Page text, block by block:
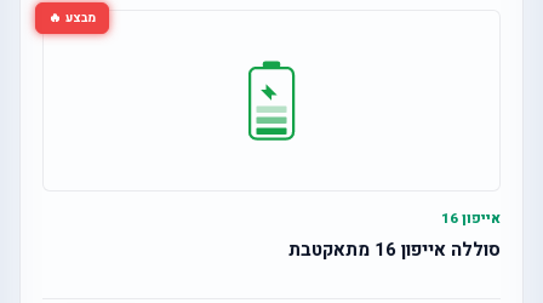
מבצע 🔥
אייפון 16
סוללה אייפון 16 מתאקטבת